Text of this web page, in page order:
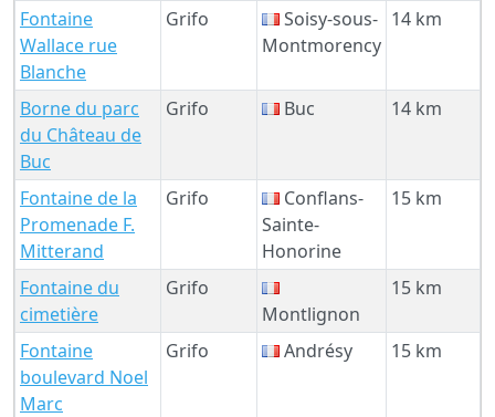
Fontaine
Wallace rue
Blanche
Grifo
Soisy-sous-
Montmorency
14 km
Borne du parc
du Château de
Buc
Grifo Buc 14 km
Fontaine de la
Promenade F.
Mitterand
Grifo
Conflans-
Sainte-
Honorine
15 km
Fontaine du
cimetière
Grifo
Montlignon
15 km
Fontaine
boulevard Noel
Marc
Grifo Andrésy 15 km